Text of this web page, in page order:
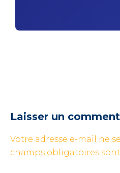
Laisser un
Votre adresse e-mail ne
champs obligatoires